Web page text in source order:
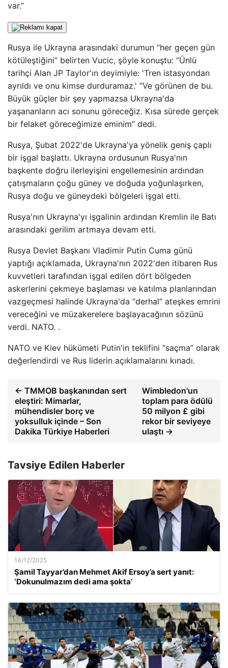
var.”
Rusya ile Ukrayna arasındaki durumun “her geçen gün
kötüleştiğini” belirten Vucic, şöyle konuştu: “Ünlü
tarihçi Alan JP Taylor'ın deyimiyle: 'Tren istasyondan
ayrıldı ve onu kimse durduramaz.' “Ve görünen de bu.
Büyük güçler bir şey yapmazsa Ukrayna'da
yaşananların acı sonunu göreceğiz. Kısa sürede gerçek
bir felaket göreceğimize eminim” dedi.
Rusya, Şubat 2022'de Ukrayna'ya yönelik geniş çaplı
bir işgal başlattı. Ukrayna ordusunun Rusya'nın
başkente doğru ilerleyişini engellemesinin ardından
çatışmaların çoğu güney ve doğuda yoğunlaşırken,
Rusya doğu ve güneydeki bölgeleri işgal etti.
Rusya'nın Ukrayna'yı işgalinin ardından Kremlin ile Batı
arasındaki gerilim artmaya devam etti.
Rusya Devlet Başkanı Vladimir Putin Cuma günü
yaptığı açıklamada, Ukrayna'nın 2022'den itibaren Rus
kuvvetleri tarafından işgal edilen dört bölgeden
askerlerini çekmeye başlaması ve katılma planlarından
vazgeçmesi halinde Ukrayna'da “derhal” ateşkes emrini
vereceğini ve müzakerelere başlayacağının sözünü
verdi. NATO. .
NATO ve Kiev hükümeti Putin'in teklifini “saçma” olarak
değerlendirdi ve Rus liderin açıklamalarını kınadı.
← TMMOB başkanından sert
eleştiri: Mimarlar,
mühendisler borç ve
yoksulluk içinde – Son
Dakika Türkiye Haberleri
Wimbledon'un
toplam para ödülü
50 milyon £ gibi
rekor bir seviyeye
ulaştı →
Tavsiye Edilen Haberler
14/12/2025
Şamil Tayyar’dan Mehmet Akif Ersoy’a sert yanıt:
‘Dokunulmazım dedi ama şokta’